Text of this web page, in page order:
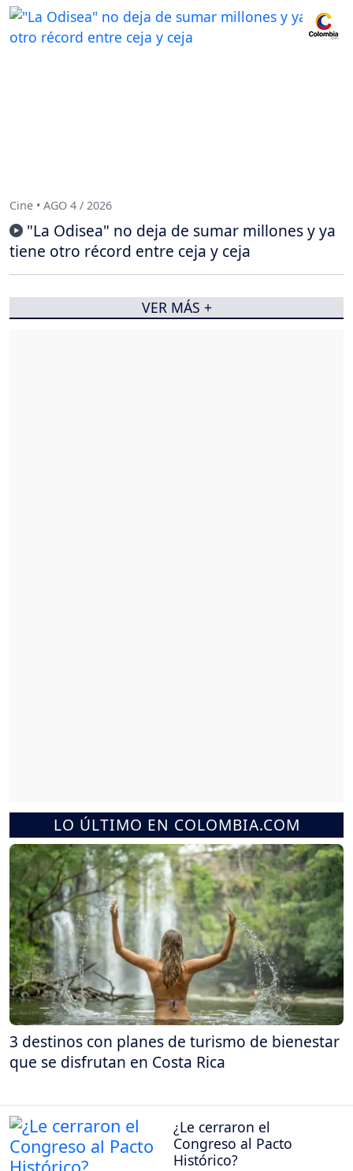
LO ÚLTIMO EN COLOMBIA.COM
3 destinos con planes de turismo de bienestar
que se disfrutan en Costa Rica
¿Le cerraron el
Congreso al Pacto
Histórico?
Cine • AGO 4 / 2026
"La Odisea" no deja de sumar millones y ya
tiene otro récord entre ceja y ceja
VER MÁS +